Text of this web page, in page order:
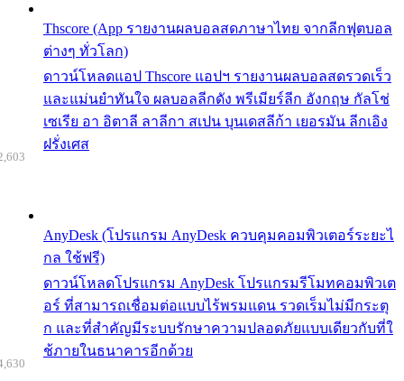
Thscore (App รายงานผลบอลสดภาษาไทย จากลีกฟุตบอล
ต่างๆ ทั่วโลก)
ดาวน์โหลดแอป Thscore แอปฯ รายงานผลบอลสดรวดเร็ว
และแม่นยำทันใจ ผลบอลลีกดัง พรีเมียร์ลีก อังกฤษ กัลโช่
เซเรีย อา อิตาลี ลาลีกา สเปน บุนเดสลีก้า เยอรมัน ลีกเอิง
ฝรั่งเศส
AnyDesk (โปรแกรม AnyDesk ควบคุมคอมพิวเตอร์ระยะไ
กล ใช้ฟรี)
ดาวน์โหลดโปรแกรม AnyDesk โปรแกรมรีโมทคอมพิวเต
อร์ ที่สามารถเชื่อมต่อแบบไร้พรมแดน รวดเร็มไม่มีกระตุ
ก และที่สำคัญมีระบบรักษาความปลอดภัยแบบเดียวกับที่ใ
ช้ภายในธนาคารอีกด้วย